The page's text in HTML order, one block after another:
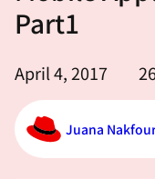
Part1
April 4, 2017
Juana